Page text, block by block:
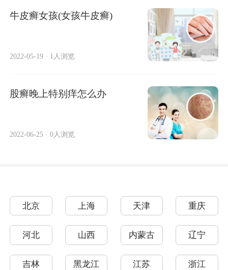
牛皮癣女孩(女孩牛皮癣)
2022-05-19 · 1人浏览
股癣晚上特别痒怎么办
2022-06-25 · 0人浏览
北京 上海 天津 重庆
河北 山西 内蒙古 辽宁
吉林 黑龙江 江苏 浙江